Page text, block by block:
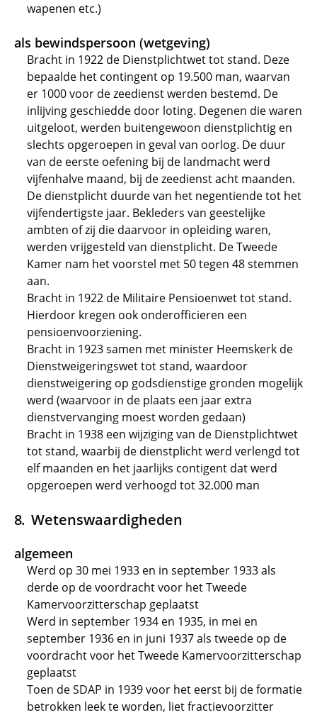
wapenen etc.)
als bewindspersoon (wetgeving)
Bracht in 1922 de Dienstplichtwet tot stand. Deze
bepaalde het contingent op 19.500 man, waarvan
er 1000 voor de zeedienst werden bestemd. De
inlijving geschiedde door loting. Degenen die waren
uitgeloot, werden buitengewoon dienstplichtig en
slechts opgeroepen in geval van oorlog. De duur
van de eerste oefening bij de landmacht werd
vijfenhalve maand, bij de zeedienst acht maanden.
De dienstplicht duurde van het negentiende tot het
vijfendertigste jaar. Bekleders van geestelijke
ambten of zij die daarvoor in opleiding waren,
werden vrijgesteld van dienstplicht. De Tweede
Kamer nam het voorstel met 50 tegen 48 stemmen
aan.
Bracht in 1922 de Militaire Pensioenwet tot stand.
Hierdoor kregen ook onderofficieren een
pensioenvoorziening.
Bracht in 1923 samen met minister Heemskerk de
Dienstweigeringswet tot stand, waardoor
dienstweigering op godsdienstige gronden mogelijk
werd (waarvoor in de plaats een jaar extra
dienstvervanging moest worden gedaan)
Bracht in 1938 een wijziging van de Dienstplichtwet
tot stand, waarbij de dienstplicht werd verlengd tot
elf maanden en het jaarlijks contigent dat werd
opgeroepen werd verhoogd tot 32.000 man
Wetenswaardigheden
algemeen
Werd op 30 mei 1933 en in september 1933 als
derde op de voordracht voor het Tweede
Kamervoorzitterschap geplaatst
Werd in september 1934 en 1935, in mei en
september 1936 en in juni 1937 als tweede op de
voordracht voor het Tweede Kamervoorzitterschap
geplaatst
Toen de SDAP in 1939 voor het eerst bij de formatie
betrokken leek te worden, liet fractievoorzitter